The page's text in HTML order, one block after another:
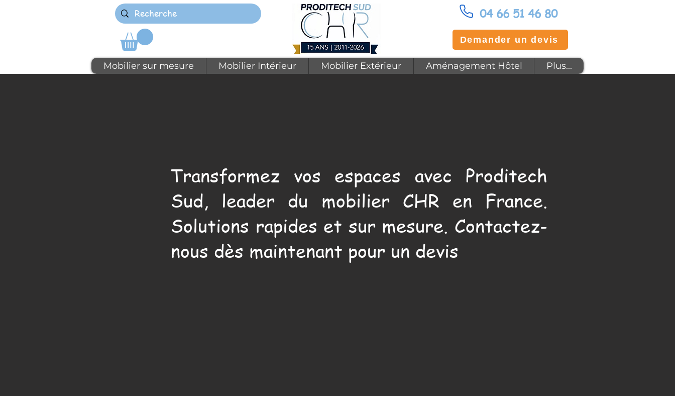
04 66 51 46 80
Demander un devis
Mobilier sur mesure Mobilier Intérieur Mobilier Extérieur Aménagement Hôtel Plus...
Transformez vos espaces avec Proditech
Sud, leader du mobilier CHR en France.
Solutions rapides et sur mesure. Contactez-
nous dès maintenant pour un devis